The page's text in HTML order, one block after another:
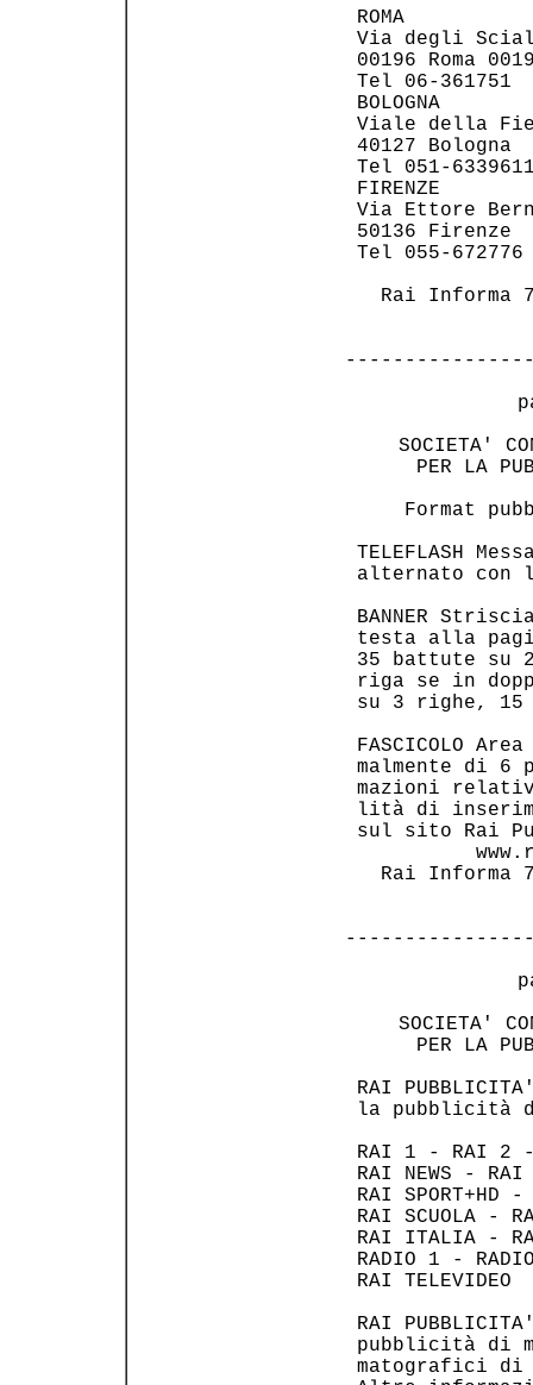
Via
00196
Tel
Viale
Tel
Via
Tel
Rai Informa
SOCIETA'
PER LA
Format
TELEFLASH
alternato
BANNER
testa alla
35 battute su
riga se in
su 3 righe,
FASCICOLO
malmente di
mazioni
lità di
sul sito
Rai Informa
SOCIETA'
PER LA
RAI
la
RAI 1 - RAI 2
RAI NEWS -
RAI SPORT+HD
RAI SCUOLA -
RAI
RADIO 1 -
RAI
RAI
pubblicità di